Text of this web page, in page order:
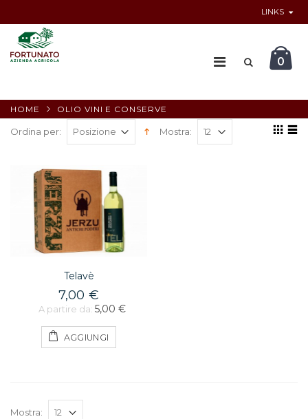
LINKS
0
HOME OLIO VINI E CONSERVE
Ordina per: Mostra:
Telavè
7,00 €
A partire da: 5,00 €
AGGIUNGI
Mostra: